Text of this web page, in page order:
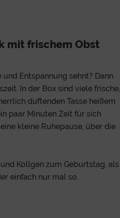
mit frischem Obst
Entspannung sehnt? Dann
In der Box sind viele frische,
duftenden Tasse heißem
paar Minuten Zeit für sich
kleine Ruhepause, über die
Kollgen zum Geburtstag, als
einfach nur mal so.